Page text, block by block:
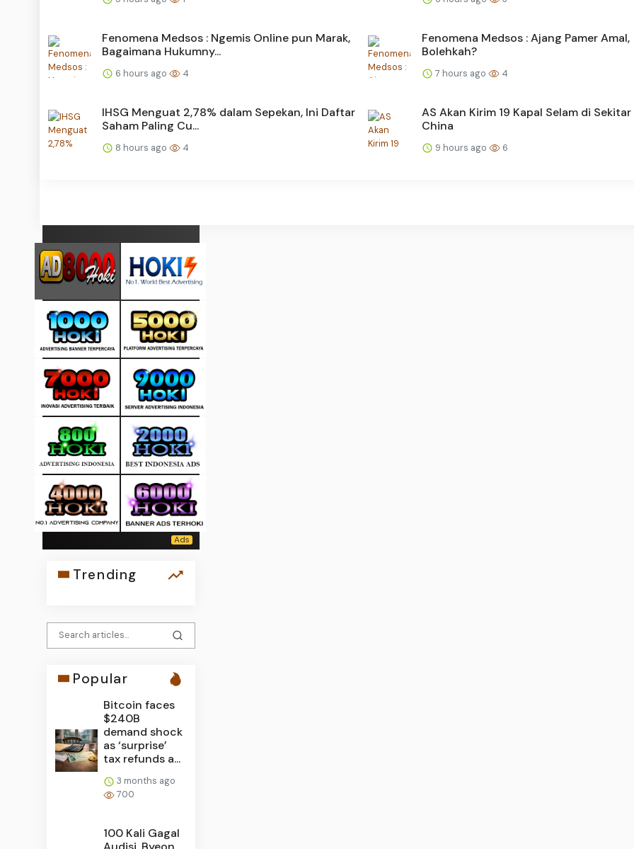
Fenomena Medsos : Ngemis Online pun Marak,
Bagaimana Hukumny...
6 hours ago 4
Fenomena Medsos : Ajang Pamer Amal,
Bolehkah?
7 hours ago 4
IHSG Menguat 2,78% dalam Sepekan, Ini Daftar
Saham Paling Cu...
8 hours ago 4
AS Akan Kirim 19 Kapal Selam di
China
9 hours ago 6
Trending
Popular
Bitcoin faces
$240B
demand shock
as ‘surprise’
tax refunds a...
3 months ago
700
100 Kali Gagal